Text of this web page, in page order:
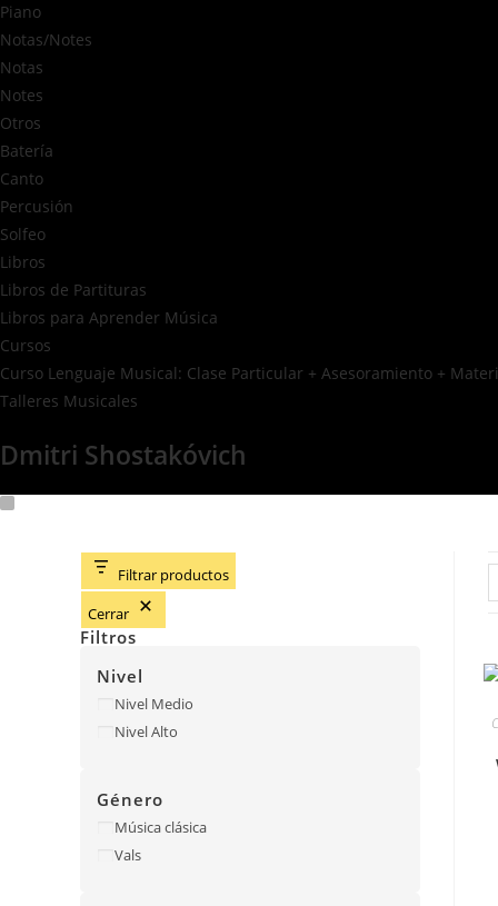
Piano
Notas/Notes
Notas
Notes
Otros
Batería
Canto
Percusión
Solfeo
Libros
Libros de Partituras
Libros para Aprender Música
Cursos
Curso Lenguaje Musical: Clase Particular + Asesoramiento +
Talleres Musicales
Dmitri Shostakóvich
Filtrar productos
Cerrar
Filtros
Nivel
Nivel
Nivel Medio
Nivel Alto
Género
Género
Música clásica
Vals